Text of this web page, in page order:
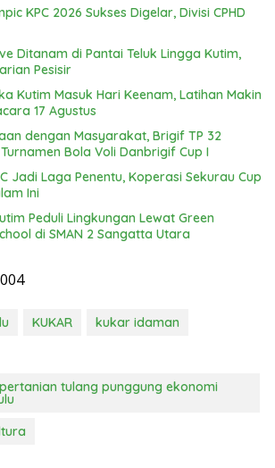
KPC 2026 Sukses Digelar, Divisi CPHD
Ditanam di Pantai Teluk Lingga Kutim,
Pesisir
Kutim Masuk Hari Keenam, Latihan Makin
17 Agustus
dengan Masyarakat, Brigif TP 32
Bola Voli Danbrigif Cup I
Jadi Laga Penentu, Koperasi Sekurau Cup
Ini
Peduli Lingkungan Lewat Green
di SMAN 2 Sangatta Utara
KUKAR
kukar idaman
tulang punggung ekonomi